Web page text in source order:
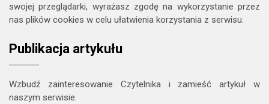
swojej przeglądarki, wyrażasz zgodę na wykorzystanie przez
nas plików cookies w celu ułatwienia korzystania z serwisu.
Publikacja artykułu
Wzbudź zainteresowanie Czytelnika i zamieść artykuł w
naszym serwisie.